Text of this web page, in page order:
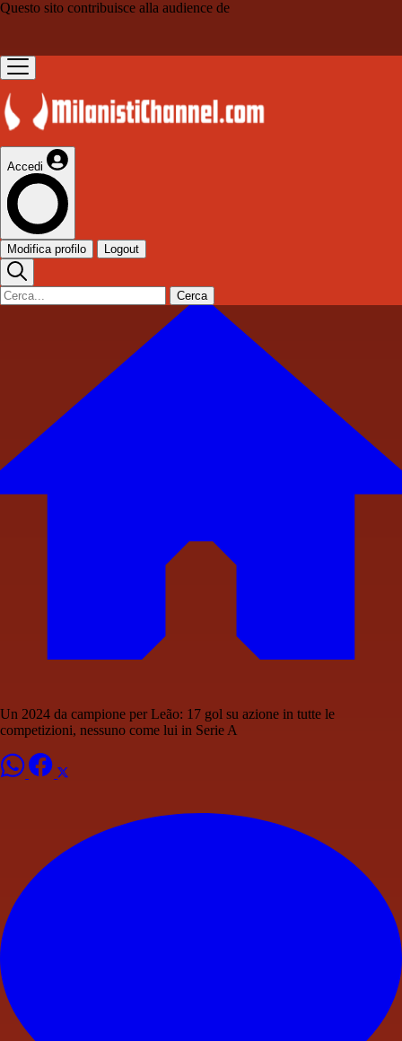
Questo sito contribuisce alla audience de
Accedi
Modifica profilo Logout
Cerca
Un 2024 da campione per Leão: 17 gol su azione in tutte le
competizioni, nessuno come lui in Serie A